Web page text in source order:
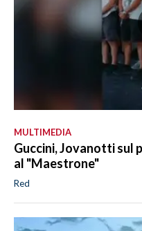
MULTIMEDIA
Guccini, Jovanotti sul
al "Maestrone"
Red